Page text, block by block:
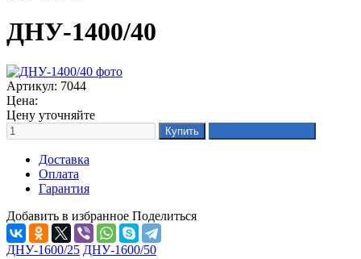
ДНУ-1400/40
Артикул: 7044
Цена:
Цену уточняйте
Доставка
Оплата
Гарантия
Добавить в избранное Поделиться
ДНУ-1600/25 ДНУ-1600/50